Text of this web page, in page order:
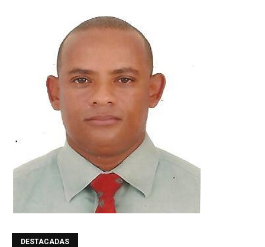
DESTACADAS